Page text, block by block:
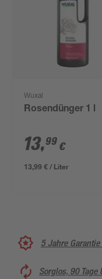
Wuxal
Rosendünger 1 l
13,99 €
13,99 € / Liter
5 Jahre
Sorglos, 90